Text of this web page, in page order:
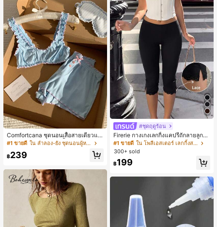
Comfortcana ชุดนอนเสื้อสายเดี่ยวแต่
งระบายและกางเกงขาสั้นสำหรับผู้หญิง
#1 ขายดี ใน ลำลอง-ยัง ชุดนอนผู้หญิง
฿239
#ชุดฤดูร้อน
Firerie กางเกงเลกกิ้งแคปรีถักลายลูกไม้
สีดำหรูหราสำหรับผู้หญิง อเนกประสงค์
สำหรับกีฬา แฟชั่น ชายหาด เทศกาลด
นตรี ฤดูร้อนแบบสบายๆ
#1 ขายดี
ใน โพลีเอสเตอร์ เลกกิ้งสตรี
300+ sold
฿199